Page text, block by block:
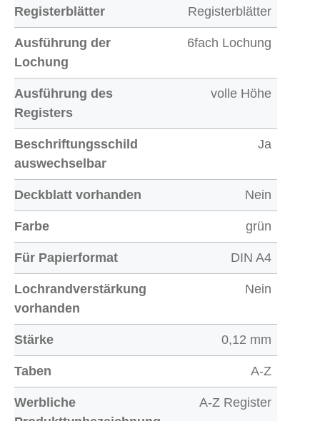
Registerblätter
Registerblätter
Ausführung der
Lochung
6fach Lochung
Ausführung des
Registers
volle Höhe
Beschriftungsschild
auswechselbar
Ja
Deckblatt vorhanden Nein
Farbe grün
Für Papierformat DIN A4
Lochrandverstärkung
vorhanden
Nein
Stärke 0,12 mm
Taben A-Z
Werbliche
A-Z Register